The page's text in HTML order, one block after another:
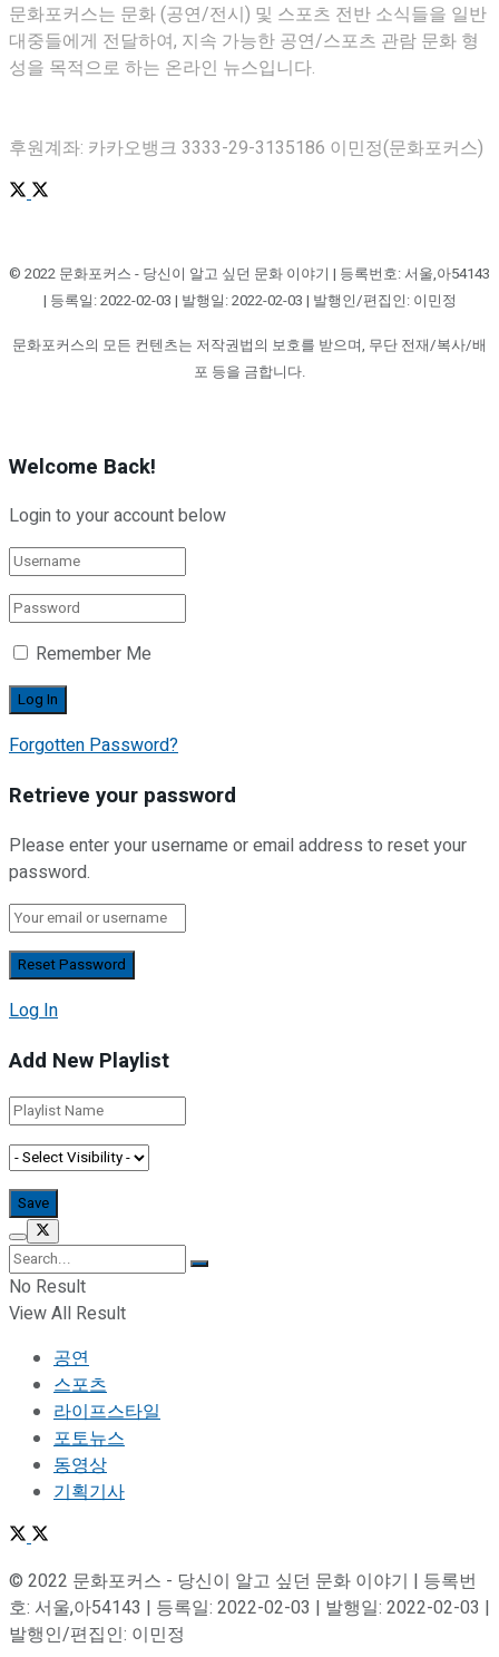
문화포커스는 문화 (공연/전시) 및 스포츠 전반 소식들을 일반
대중들에게 전달하여, 지속 가능한 공연/스포츠 관람 문화 형
성을 목적으로 하는 온라인 뉴스입니다.
후원계좌: 카카오뱅크 3333-29-3135186 이민정(문화포커스)
© 2022 문화포커스 - 당신이 알고 싶던 문화 이야기 | 등록번호: 서울,아54143
| 등록일: 2022-02-03 | 발행일: 2022-02-03 | 발행인/편집인: 이민정
문화포커스의 모든 컨텐츠는 저작권법의 보호를 받으며, 무단 전재/복사/배
포 등을 금합니다.
Welcome Back!
Login to your account below
Remember Me
Forgotten Password?
Retrieve your password
Please enter your username or email address to reset your
password.
Log In
Add New Playlist
No Result
View All Result
공연
스포츠
라이프스타일
포토뉴스
동영상
기획기사
© 2022 문화포커스 - 당신이 알고 싶던 문화 이야기 | 등록번
호: 서울,아54143 | 등록일: 2022-02-03 | 발행일: 2022-02-03 |
발행인/편집인: 이민정